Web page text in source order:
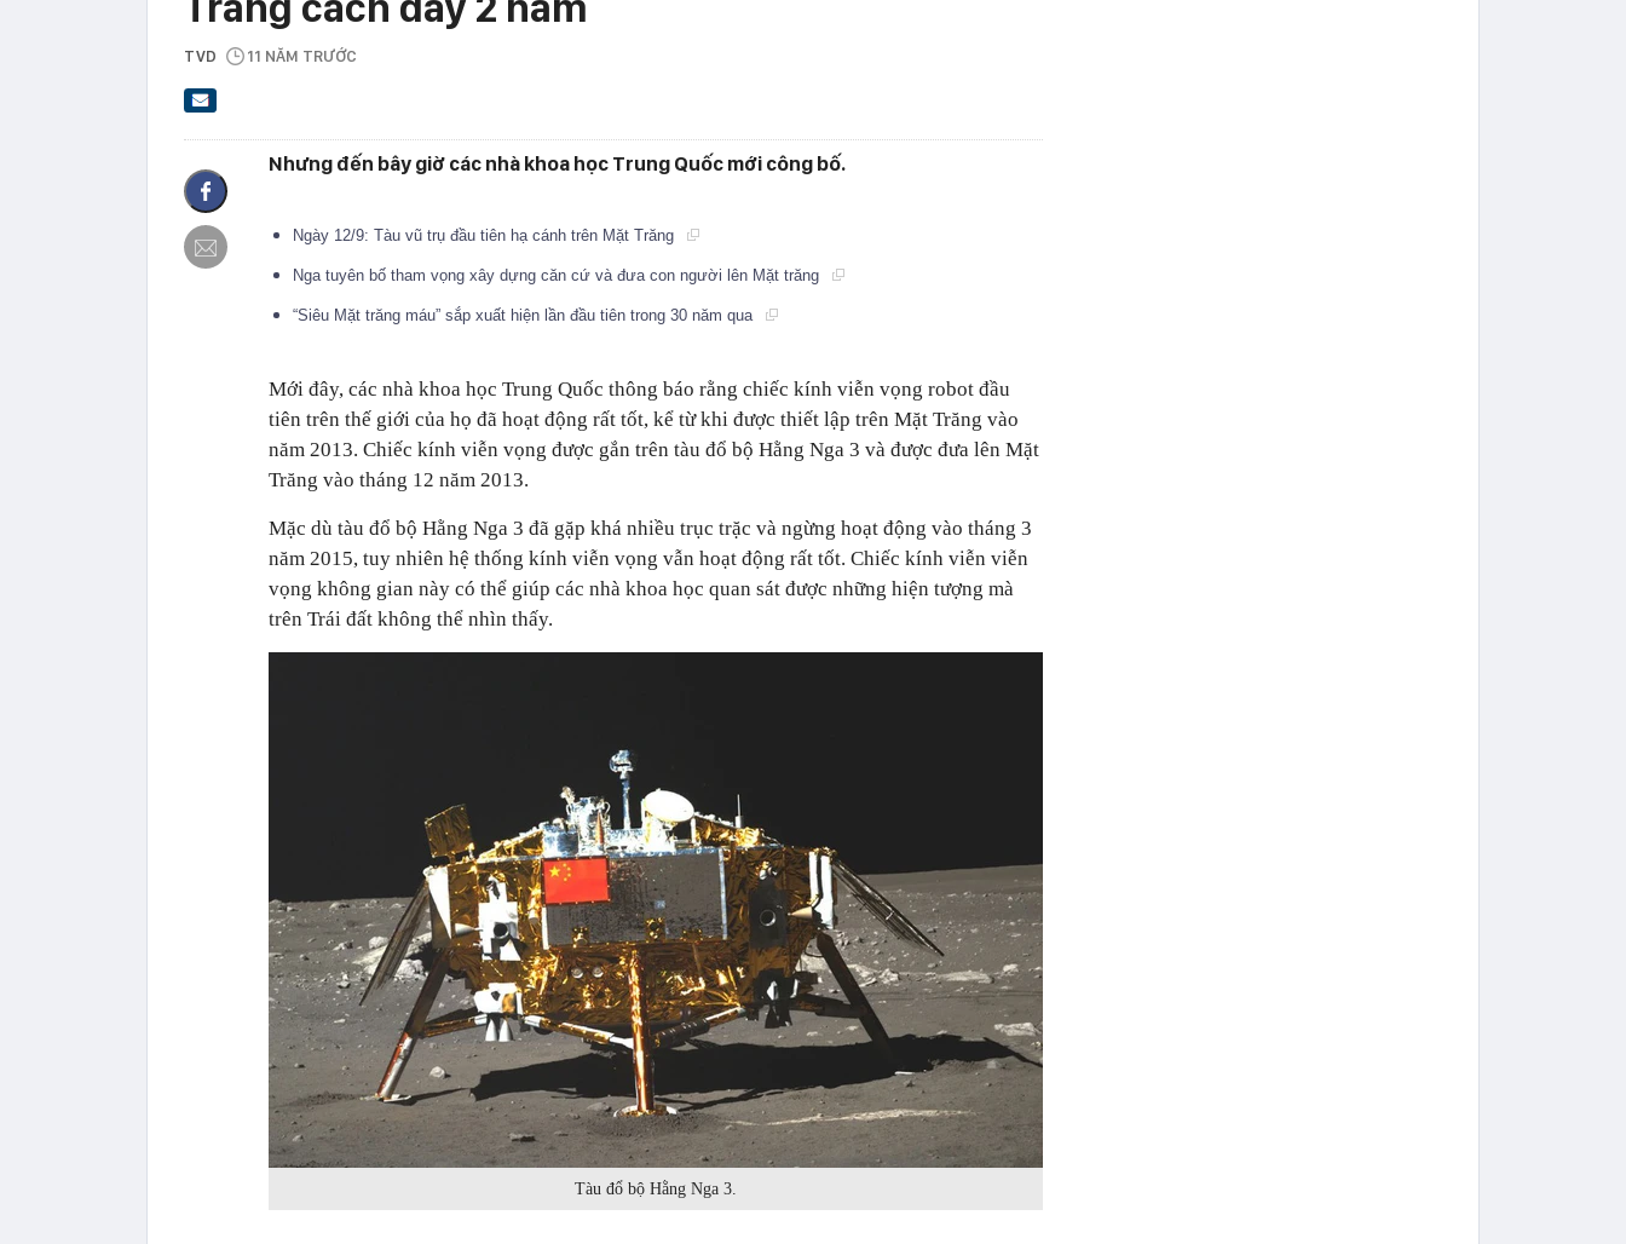
TVD 11 NĂM TRƯỚC
Nhưng đến bây giờ các nhà khoa học Trung Quốc mới công bố.
Ngày 12/9: Tàu vũ trụ đầu tiên hạ cánh trên Mặt Trăng
Nga tuyên bố tham vọng xây dựng căn cứ và đưa con người lên Mặt trăng
“Siêu Mặt trăng máu” sắp xuất hiện lần đầu tiên trong 30 năm qua
Mới đây, các nhà khoa học Trung Quốc thông báo rằng chiếc kính viễn vọng robot đầu
tiên trên thế giới của họ đã hoạt động rất tốt, kể từ khi được thiết lập trên Mặt Trăng vào
năm 2013. Chiếc kính viễn vọng được gắn trên tàu đổ bộ Hằng Nga 3 và được đưa lên Mặt
Trăng vào tháng 12 năm 2013.
Mặc dù tàu đổ bộ Hằng Nga 3 đã gặp khá nhiều trục trặc và ngừng hoạt động vào tháng 3
năm 2015, tuy nhiên hệ thống kính viễn vọng vẫn hoạt động rất tốt. Chiếc kính viễn viễn
vọng không gian này có thể giúp các nhà khoa học quan sát được những hiện tượng mà
trên Trái đất không thể nhìn thấy.
Tàu đổ bộ Hằng Nga 3.